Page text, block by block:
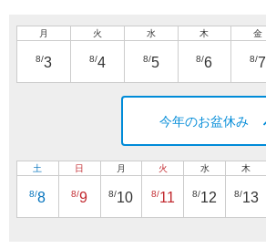
月
8/3
火
8/4
水
8/5
木
8/6
金
8/7
今年のお盆休み
土
8/8
日
8/9
月
8/10
火
8/11
水
8/12
木
8/13